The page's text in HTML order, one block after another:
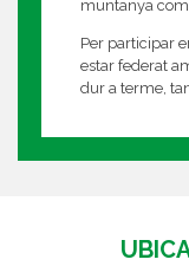
muntanya
Per participar
estar federat
dur a terme,